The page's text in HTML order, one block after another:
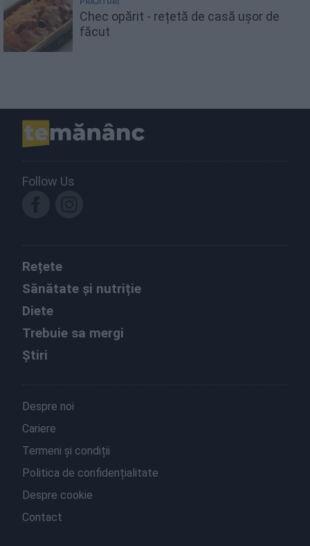
Chec opărit - rețetă de casă ușor de
făcut
Follow Us
Rețete
Sănătate și nutriție
Diete
Trebuie sa mergi
Știri
Despre noi
Cariere
Termeni și condiții
Politica de confidențialitate
Despre cookie
Contact